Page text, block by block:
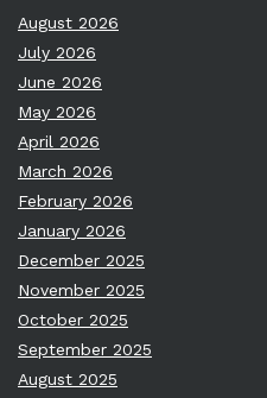
August 2026
July 2026
June 2026
May 2026
April 2026
March 2026
February 2026
January 2026
December 2025
November 2025
October 2025
September 2025
August 2025